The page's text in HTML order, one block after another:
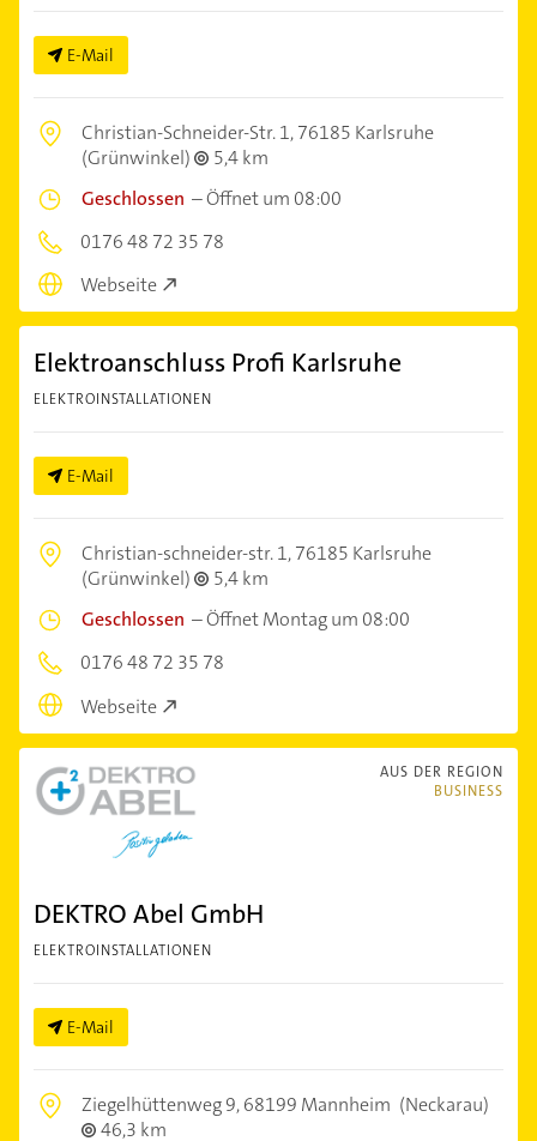
E-Mail
Christian-Schneider-Str. 1,76185 Karlsruhe
(Grünwinkel)
5,4 km
Geschlossen –Öffnet um 08:00
0176 48 72 35 78
Webseite
Elektroanschluss Profi Karlsruhe
ELEKTROINSTALLATIONEN
E-Mail
Christian-schneider-str. 1,76185 Karlsruhe
(Grünwinkel)
5,4 km
Geschlossen –Öffnet Montag um 08:00
0176 48 72 35 78
Webseite
AUS DER REGION
BUSINESS
DEKTRO Abel GmbH
ELEKTROINSTALLATIONEN
E-Mail
Ziegelhüttenweg 9,68199 Mannheim (Neckarau)
46,3 km